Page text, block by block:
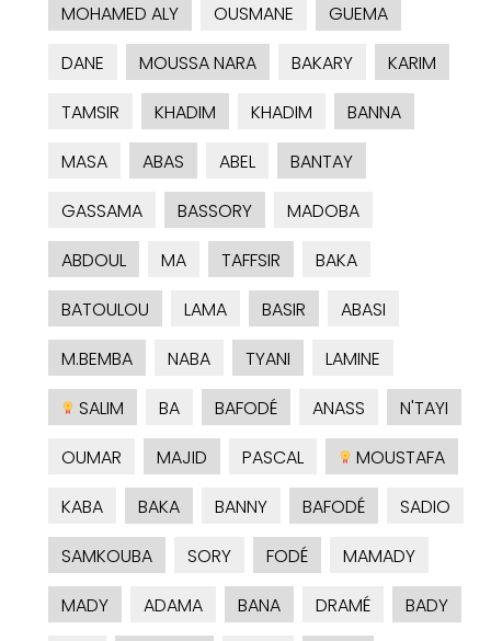
MOHAMED ALY
OUSMANE
GUEMA
DANE
MOUSSA NARA BAKARY
KARIM
TAMSIR
KHADIM KHADIM
BANNA
MASA
ABAS ABEL
BANTAY
GASSAMA
BASSORY
MADOBA
ABDOUL
MA TAFFSIR
BAKA
BATOULOU
LAMA BASIR
ABASI
M.BEMBA
NABA TYANI
LAMINE
SALIM
BA BAFODÉ ANASS
N'TAYI
OUMAR
MAJID PASCAL
MOUSTAFA
KABA
BAKA BANNY BAFODÉ
SADIO
SAMKOUBA
SORY FODÉ
MAMADY
MADY
ADAMA BANA DRAMÉ
BADY